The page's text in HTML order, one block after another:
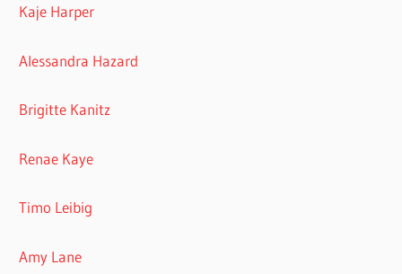
Kaje Harper
Alessandra Hazard
Brigitte Kanitz
Renae Kaye
Timo Leibig
Amy Lane